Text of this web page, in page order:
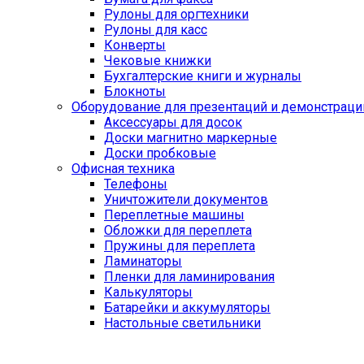
Рулоны для оргтехники
Рулоны для касс
Конверты
Чековые книжки
Бухгалтерские книги и журналы
Блокноты
Оборудование для презентаций и
Аксессуары для досок
Доски магнитно маркерные
Доски пробковые
Офисная техника
Телефоны
Уничтожители документов
Переплетные машины
Обложки для переплета
Пружины для переплета
Ламинаторы
Пленки для ламинирования
Калькуляторы
Батарейки и аккумуляторы
Настольные светильники